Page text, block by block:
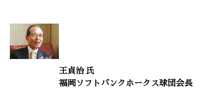
「太宰治『富嶽百景』」
鈴木秀子（国際コミュニオン学会名誉会長）
禅語に学ぶ 85王貞治 氏
福岡ソフトバンクホークス球団会長